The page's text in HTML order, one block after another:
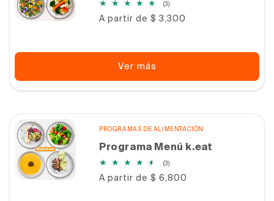
(3)3
totales
Precio
A partir de $ 3,300
Ver más
PROGRAMAS DE ALIMENTACIÓN
Programa Menú k.eat
(3)3
totales
Precio
A partir de $ 6,800